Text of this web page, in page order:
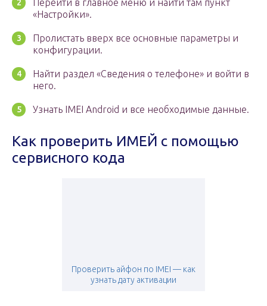
Перейти в главное меню и найти там пункт
«Настройки».
Пролистать вверх все основные параметры и
конфигурации.
Найти раздел «Сведения о телефоне» и войти в
него.
Узнать IMEI Android и все необходимые данные.
Как проверить ИМЕЙ с помощью
сервисного кода
Проверить айфон по IMEI — как
узнать дату активации